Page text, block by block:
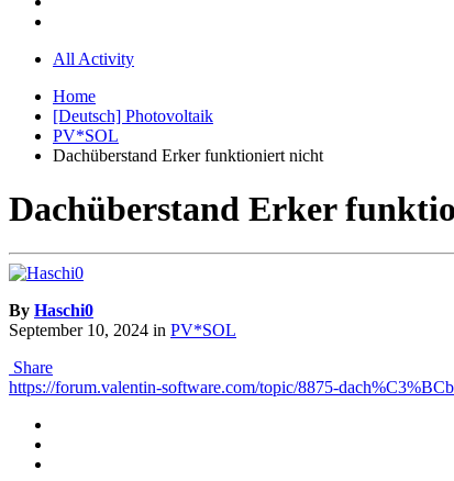
All Activity
Home
[Deutsch] Photovoltaik
PV*SOL
Dachüberstand Erker funktioniert nicht
Dachüberstand Erker
By Haschi0
September 10, 2024 in PV*SOL
Share
https://forum.valentin-software.com/topic/8875-